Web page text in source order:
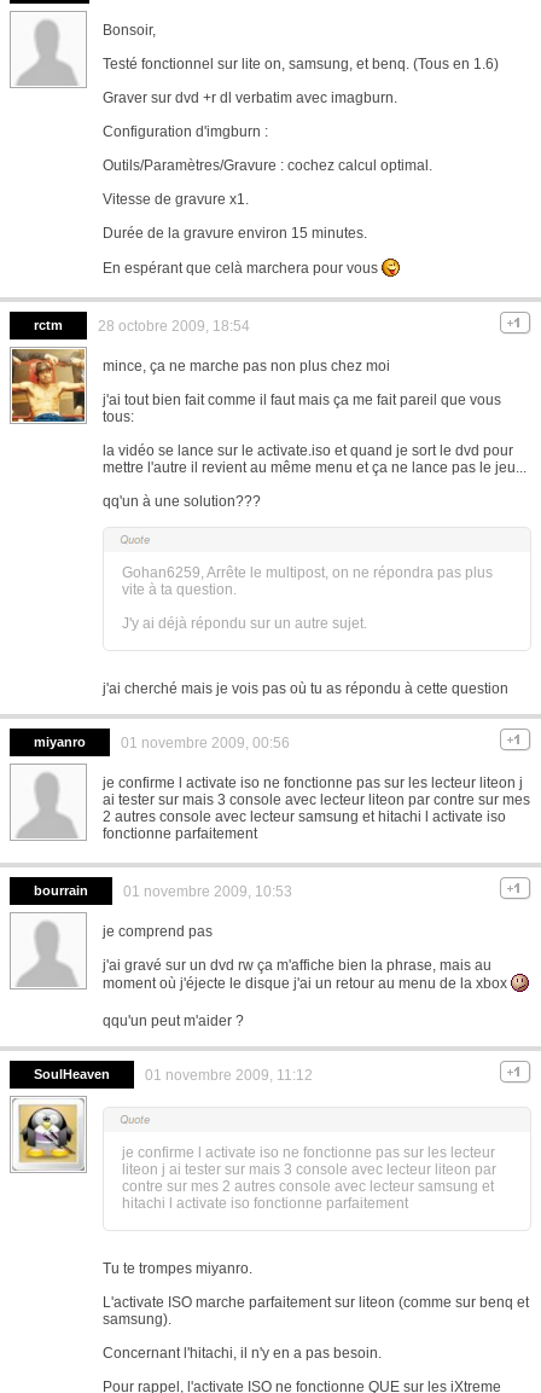
Bonsoir,
Testé fonctionnel sur lite on, samsung, et benq. (Tous en 1.6)
Graver sur dvd +r dl verbatim avec imagburn.
Configuration d'imgburn :
Outils/Paramètres/Gravure : cochez calcul optimal.
Vitesse de gravure x1.
Durée de la gravure environ 15 minutes.
En espérant que celà marchera pour vous
rctm 28 octobre 2009, 18:54
mince, ça ne marche pas non plus chez moi
j'ai tout bien fait comme il faut mais ça me fait pareil que vous
tous:
la vidéo se lance sur le activate.iso et quand je sort le dvd pour
mettre l'autre il revient au même menu et ça ne lance pas le jeu...
qq'un à une solution???
Gohan6259, Arrête le multipost, on ne répondra pas plus
vite à ta question.
J'y ai déjà répondu sur un autre sujet.
j'ai cherché mais je vois pas où tu as répondu à cette question
miyanro 01 novembre 2009, 00:56
je confirme l activate iso ne fonctionne pas sur les lecteur liteon j
ai tester sur mais 3 console avec lecteur liteon par contre sur mes
2 autres console avec lecteur samsung et hitachi l activate iso
fonctionne parfaitement
bourrain 01 novembre 2009, 10:53
je comprend pas
j'ai gravé sur un dvd rw ça m'affiche bien la phrase, mais au
moment où j'éjecte le disque j'ai un retour au menu de la xbox
qqu'un peut m'aider ?
SoulHeaven 01 novembre 2009, 11:12
je confirme l activate iso ne fonctionne pas sur les lecteur
liteon j ai tester sur mais 3 console avec lecteur liteon par
contre sur mes 2 autres console avec lecteur samsung et
hitachi l activate iso fonctionne parfaitement
Tu te trompes miyanro.
L'activate ISO marche parfaitement sur liteon (comme sur benq et
samsung).
Concernant l'hitachi, il n'y en a pas besoin.
Pour rappel, l'activate ISO ne fonctionne QUE sur les iXtreme